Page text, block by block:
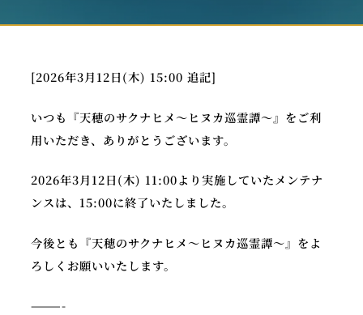
X
Y
o
T
[2026年3月12日(木) 15:00 追記]
いつも『天穂のサクナヒメ～ヒヌカ巡霊譚～』をご利
用いただき、ありがとうございます。
2026年3月12日(木) 11:00より実施していたメンテナ
ンスは、15:00に終了いたしました。
今後とも『天穂のサクナヒメ～ヒヌカ巡霊譚～』をよ
ろしくお願いいたします。
———-